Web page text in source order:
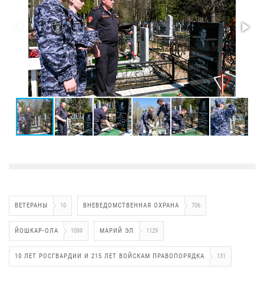
ВЕТЕРАНЫ 10 ВНЕВЕДОМСТВЕННАЯ ОХРАНА 706
ЙОШКАР-ОЛА 1099 МАРИЙ ЭЛ 1129
10 ЛЕТ РОСГВАРДИИ И 215 ЛЕТ ВОЙСКАМ ПРАВОПОРЯДКА 131